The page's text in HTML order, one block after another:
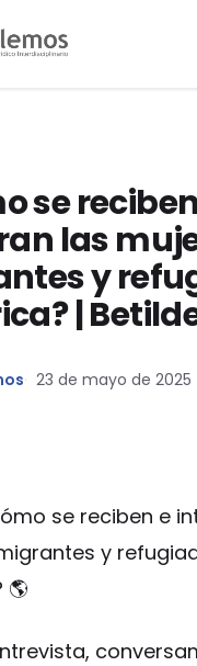
se
las
y
|
23 de mayo de 2025
se reciben e
y
🌎